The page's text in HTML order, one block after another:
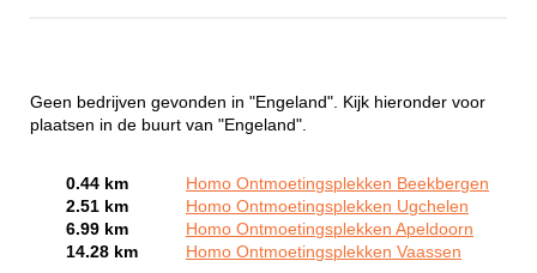
Geen bedrijven gevonden in "Engeland". Kijk hieronder voor
plaatsen in de buurt van "Engeland".
0.44 km
Homo Ontmoetingsplekken Beekbergen
2.51 km
Homo Ontmoetingsplekken Ugchelen
6.99 km
Homo Ontmoetingsplekken Apeldoorn
14.28 km
Homo Ontmoetingsplekken Vaassen